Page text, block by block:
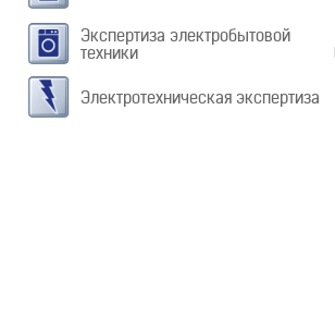
Экспертиза электробытовой
техники
Электротехническая экспертиза